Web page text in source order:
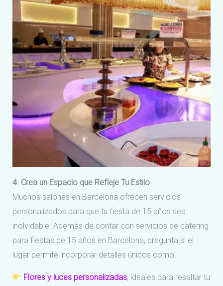
4. Crea un Espacio que Refleje Tu Estilo
Muchos salones en Barcelona ofrecen servicios
personalizados para que tu fiesta de 15 años sea
inolvidable. Además de contar con servicios de catering
para fiestas de 15 años en Barcelona, pregunta si el
lugar permite incorporar detalles únicos como:
Flores y luces personalizadas, ideales para resaltar tu